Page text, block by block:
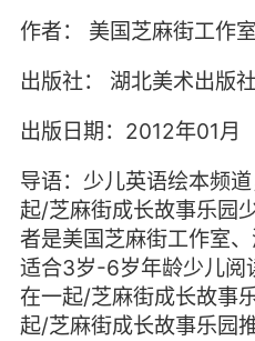
作者：
美国芝麻街工作室
出版社：
湖北美术出版
出版日期：2012年01月
导语：少儿英语绘本频
起/芝麻街成长故事乐园
者是美国芝麻街工作室、
适合3岁-6岁年龄少儿阅
在一起/芝麻街成长故事
起/芝麻街成长故事乐园